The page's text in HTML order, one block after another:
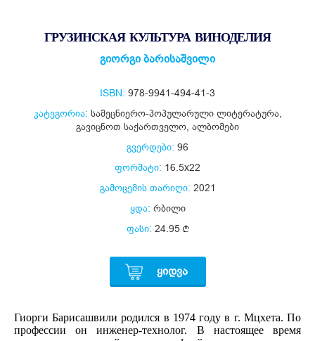
ГРУЗИНСКАЯ КУЛЬТУРА ВИНОДЕЛИЯ
გიორგი ბარისაშვილი
ISBN: 978-9941-494-41-3
კატეგორია: სამეცნიერო-პოპულარული ლიტერატურა,
გავიცნოთ საქართველო ალბომები
გვერდები: 96
ფორმატი: 16.5x22
გამოცემის თარიღი: 2021
ყდა: რბილი
ფასი: 24.95
ᲧᲘᲓᲕᲐ
Гиорги Барисашвили родился в 1974 году в г. Мцхета. По
профессии он инженер-технолог. В настоящее время